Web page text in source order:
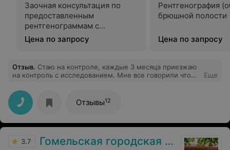
Заочная консультация по
предоставленным
рентгенограммам с
оформлением протокола
Цена по запросу
Рентгенография
брюшной полости
Цена по запросу
Отзыв. Стаю на контроле, каждые 3 месяца приезжаю
на контроль с исследованием. Мне все говорили что
записывают только на 14 октября. Это получается за
две недели запись??? А мне нужно в сентябре быть на
приёме
Еще
Отзывы12
3.7 Гомельская городская клиническая поликлиника №7